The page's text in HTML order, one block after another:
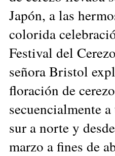
Japón, a las
colorida
Festival del
señora Bristol
floración de
secuencialmente
sur a norte y
marzo a fines de